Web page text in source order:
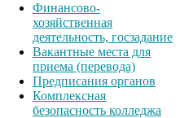
Финансово-
хозяйственная
деятельность, госзадание
Вакантные места для
приема (перевода)
Предписания органов
Комплексная
безопасность колледжа